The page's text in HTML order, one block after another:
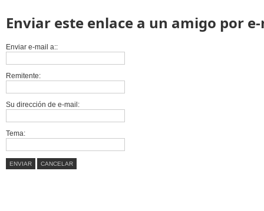
Enviar este enlace a un amigo por
Enviar e-mail a::
Remitente:
Su dirección de e-mail:
Tema:
ENVIAR CANCELAR